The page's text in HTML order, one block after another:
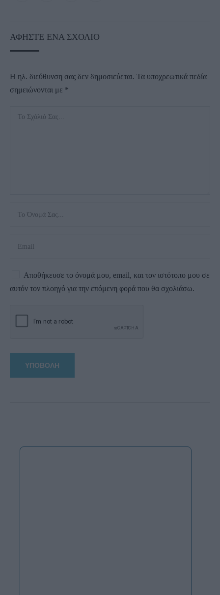
ΑΦΉΣΤΕ ΈΝΑ ΣΧΌΛΙΟ
Η ηλ. διεύθυνση σας δεν δημοσιεύεται. Τα υποχρεωτικά πεδία
σημειώνονται με *
Αποθήκευσε το όνομά μου, email, και τον ιστότοπο μου σε
αυτόν τον πλοηγό για την επόμενη φορά που θα σχολιάσω.